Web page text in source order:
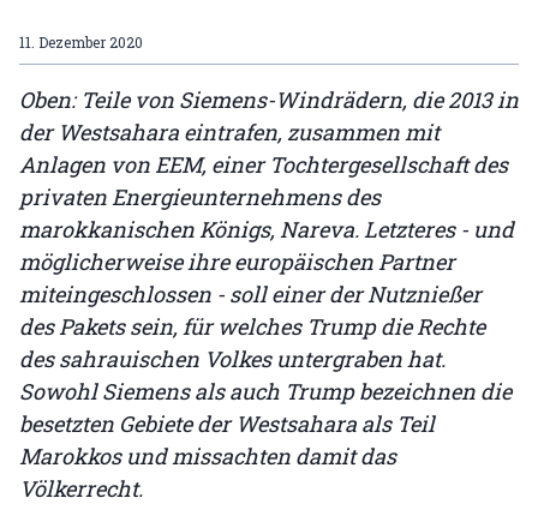
11. Dezember 2020
Oben: Teile von Siemens-Windrädern, die 2013 in
der Westsahara eintrafen, zusammen mit
Anlagen von EEM, einer Tochtergesellschaft des
privaten Energieunternehmens des
marokkanischen Königs, Nareva. Letzteres - und
möglicherweise ihre europäischen Partner
miteingeschlossen - soll einer der Nutznießer
des Pakets sein, für welches Trump die Rechte
des sahrauischen Volkes untergraben hat.
Sowohl Siemens als auch Trump bezeichnen die
besetzten Gebiete der Westsahara als Teil
Marokkos und missachten damit das
Völkerrecht.